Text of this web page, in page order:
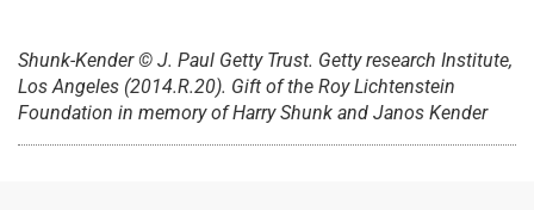
Shunk-Kender © J. Paul Getty Trust. Getty research Institute,
Los Angeles (2014.R.20). Gift of the Roy Lichtenstein
Foundation in memory of Harry Shunk and Janos Kender